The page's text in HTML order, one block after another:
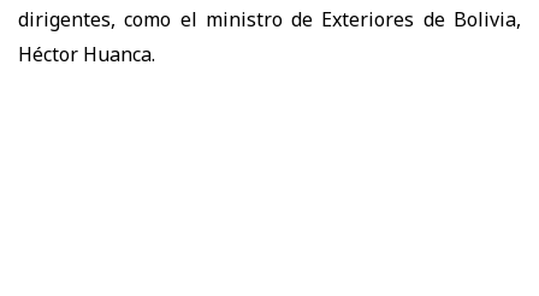
dirigentes, como el ministro de Exteriores de Bolivia,
Héctor Huanca.